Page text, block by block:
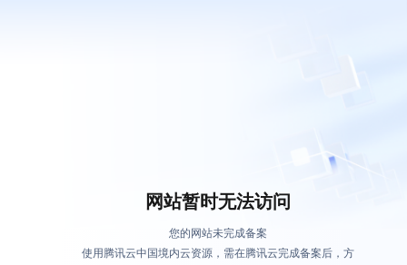
网站暂时无法访问
您的网站未完成备案
使用腾讯云中国境内云资源，需在腾讯云完成备案后，方